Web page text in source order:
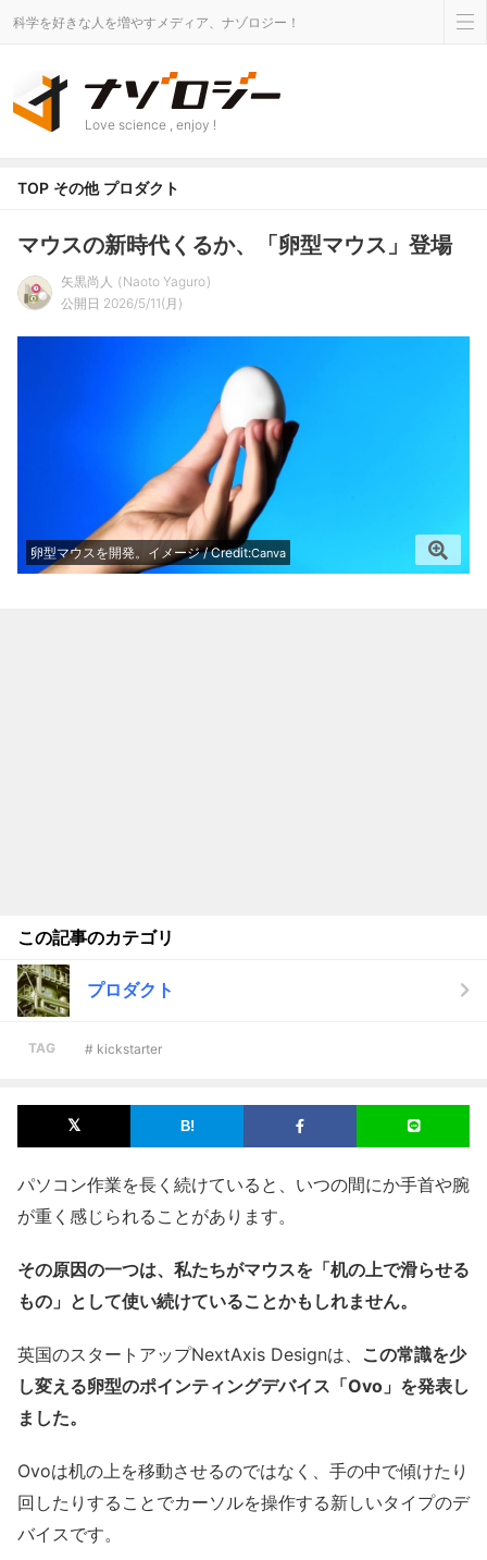
科学を好きな人を増やすメディア、ナゾロジー！
Love science , enjoy !
TOP その他 プロダクト
マウスの新時代くるか、「卵型マウス」登場
矢黒尚人
Naoto Yaguro
公開日 2026/5/11(月)
卵型マウスを開発。イメージ / Credit:Canva
この記事のカテゴリ
プロダクト
TAG # kickstarter
パソコン作業を長く続けていると、いつの間にか手首や腕
が重く感じられることがあります。
その原因の一つは、私たちがマウスを「机の上で滑らせる
もの」として使い続けていることかもしれません。
英国のスタートアップNextAxis Designは、 この常識を少
し変える卵型のポインティングデバイス「Ovo」を発表し
ました。
Ovoは机の上を移動させるのではなく、手の中で傾けたり
回したりすることでカーソルを操作する新しいタイプのデ
バイスです。